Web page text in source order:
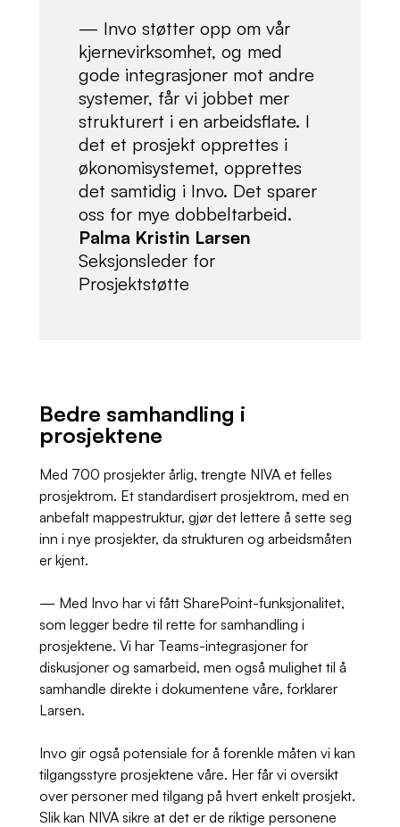
— Invo støtter opp om vår
kjernevirksomhet, og med
gode integrasjoner mot andre
systemer, får vi jobbet mer
strukturert i en arbeidsflate. I
det et prosjekt opprettes i
økonomisystemet, opprettes
det samtidig i Invo. Det sparer
oss for mye dobbeltarbeid.
Palma Kristin Larsen
Seksjonsleder for
Prosjektstøtte
Bedre samhandling i
prosjektene
Med 700 prosjekter årlig, trengte NIVA et felles
prosjektrom. Et standardisert prosjektrom, med en
anbefalt mappestruktur, gjør det lettere å sette seg
inn i nye prosjekter, da strukturen og arbeidsmåten
er kjent.
— Med Invo har vi fått SharePoint-funksjonalitet,
som legger bedre til rette for samhandling i
prosjektene. Vi har Teams-integrasjoner for
diskusjoner og samarbeid, men også mulighet til å
samhandle direkte i dokumentene våre, forklarer
Larsen.
Invo gir også potensiale for å forenkle måten vi kan
tilgangsstyre prosjektene våre. Her får vi oversikt
over personer med tilgang på hvert enkelt prosjekt.
Slik kan NIVA sikre at det er de riktige personene